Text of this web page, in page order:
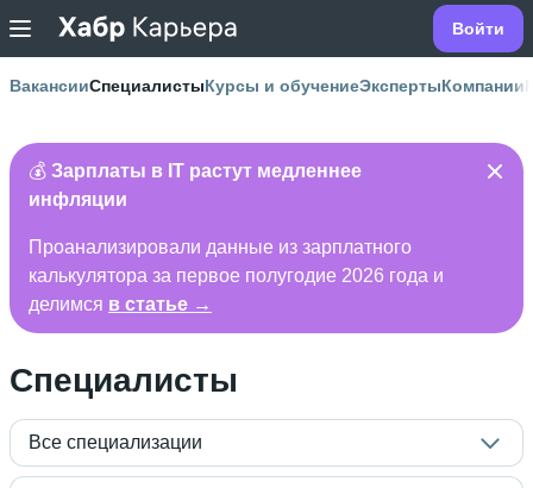
Войти
ВакансииСпециалистыКурсы и обучениеЭкспертыКомпании
💰 Зарплаты в IT растут медленнее
инфляции
Проанализировали данные из зарплатного
калькулятора за первое полугодие 2026 года и
делимся в статье →
Специалисты
Все специализации